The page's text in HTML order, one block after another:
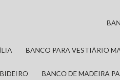
BANCO PARA VESTIÁRIO
BANCO DE MADEIRA